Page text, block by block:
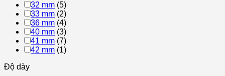
32 mm (5)
33 mm (2)
36 mm (4)
40 mm (3)
41 mm (7)
42 mm (1)
Độ dày